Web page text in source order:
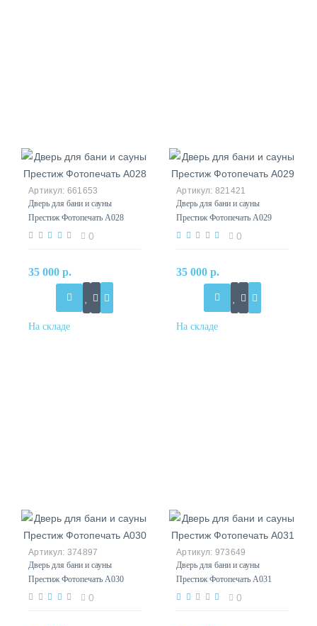
661653
Дверь для бани и сауны
Престиж Фотопечать А028
0
35 000 р.
821421
Дверь для бани и сауны
Престиж Фотопечать А029
0
35 000 р.
374897
Дверь для бани и сауны
Престиж Фотопечать А030
0
973649
Дверь для бани и сауны
Престиж Фотопечать А031
0